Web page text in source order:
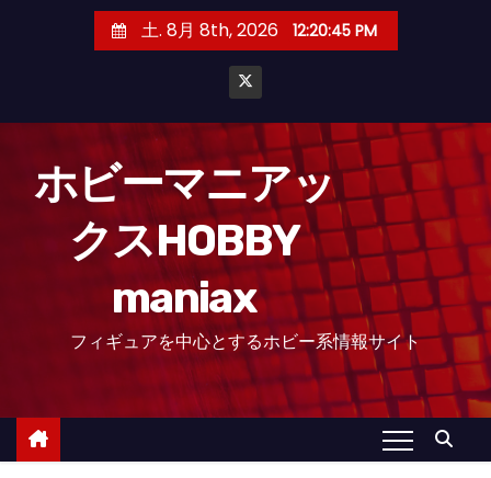
土. 8月 8th, 2026 12:20:46 PM
ホビーマニアッ
クスHOBBY
maniax
フィギュアを中心とするホビー系情報サイト